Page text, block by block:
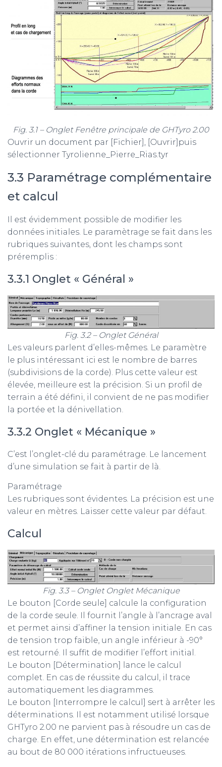
Fig. 3.1 – Onglet Fenêtre principale de GHTyro 2.00
Ouvrir un document par [Fichier], [Ouvrir]puis
sélectionner Tyrolienne_Pierre_Rias.tyr
3.3 Paramétrage complémentaire
et calcul
Il est évidemment possible de modifier les
données initiales. Le paramètrage se fait dans les
rubriques suivantes, dont les champs sont
préremplis :
3.3.1 Onglet « Général »
Fig. 3.2 – Onglet Général
Les valeurs parlent d’elles-mêmes. Le paramètre
le plus intéressant ici est le nombre de barres
(subdivisions de la corde). Plus cette valeur est
élevée, meilleure est la précision. Si un profil de
terrain a été défini, il convient de ne pas modifier
la portée et la dénivellation.
3.3.2 Onglet « Mécanique »
C’est l’onglet-clé du paramétrage. Le lancement
d’une simulation se fait à partir de là.
Paramétrage
Les rubriques sont évidentes. La précision est une
valeur en mètres. Laisser cette valeur par défaut.
Calcul
Fig. 3.3 – Onglet Onglet Mécanique
Le bouton [Corde seule] calcule la configuration
de la corde seule. Il fournit l’angle à l’ancrage aval
et permet ainsi d’affiner la tension initiale. En cas
de tension trop faible, un angle inférieur à -90°
est retourné. Il suffit de modifier l’effort initial.
Le bouton [Détermination] lance le calcul
complet. En cas de réussite du calcul, il trace
automatiquement les diagrammes.
Le bouton [Interrompre le calcul] sert à arrêter les
déterminations. Il est notamment utilisé lorsque
GHTyro 2.00 ne parvient pas à résoudre un cas de
charge. En effet, une détermination est relancée
au bout de 80 000 itérations infructueuses.